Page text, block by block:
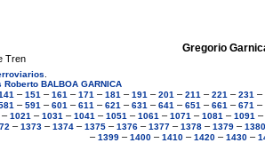
Gregorio
Tren
Roberto BALBOA GARNICA
– 151 – 161 – 171 – 181 – 191 – 201 – 211 – 221 – 231 –
– 591 – 601 – 611 – 621 – 631 – 641 – 651 – 661 – 671 –
– 1021 – 1031 – 1041 – 1051 – 1061 – 1071 – 1081 – 1091 –
– 1373 – 1374 – 1375 – 1376 – 1377 – 1378 – 1379 – 1380
– 1399 – 1400 – 1410 – 1420 – 1430 –